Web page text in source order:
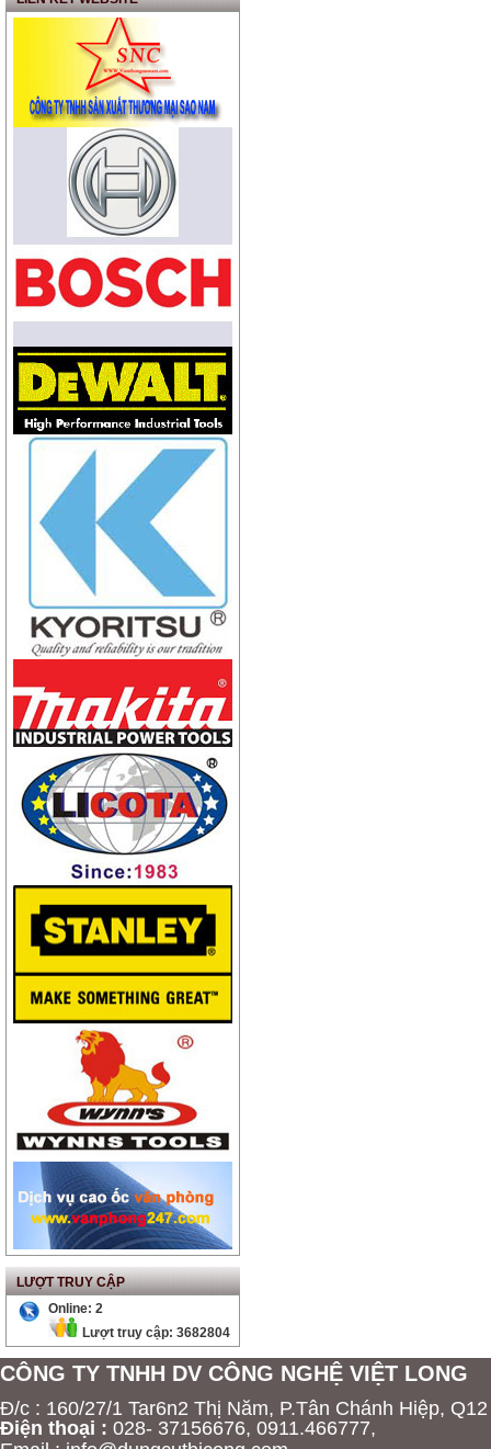
Máy soi đầu Connector
Dụng cụ lau đầu Conector
quang
Dụng cụ kiểm tra lỗi sợi
quang
Kìm cắt cáp loại nhỏ
Kìm tuốt sợi quang Miler
Kìm tuốt sợi quang
Dao cắt cáp Feeder
Xe đo chiều dài
Kích tăng cáp NGK (Balang
tăng cap)
Kẹp con cóc
Kích tăng cáp xích Akita
(Balang tăng cap)
Kìm bấm rệp nối dây
Dao cài phiến Siemen
Dao cài phiến ALCATEL-
OSA3
Dao cài phiến Krone
Dao cài phiến đa năng
Thang nhôm xếp Xtend-
Climb 770P
Thang nhôm rút gọn Xstep
XT-380
Thang nhôm rút gọn Hakachi
HT-380
Thang nhôm rút đơn Nikawa
NK-38 New
LƯỢT TRUY CẬP
Online: 2
Lượt truy cập: 3682804
CÔNG TY TNHH DV CÔNG NGHỆ VIỆT LONG
Đ/c : 160/27/1 Tar6n2 Thị Năm, P.Tân Chánh Hiệp, Q12
Điện thoại : 028- 37156676, 0911.466777,